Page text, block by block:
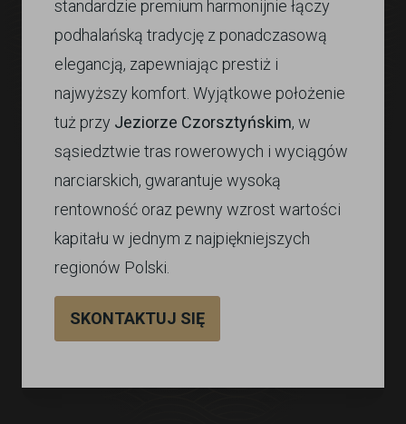
standardzie premium harmonijnie łączy
podhalańską tradycję z ponadczasową
elegancją, zapewniając prestiż i
najwyższy komfort. Wyjątkowe położenie
tuż przy Jeziorze Czorsztyńskim, w
sąsiedztwie tras rowerowych i wyciągów
narciarskich, gwarantuje wysoką
rentowność oraz pewny wzrost wartości
kapitału w jednym z najpiękniejszych
regionów Polski.
SKONTAKTUJ SIĘ